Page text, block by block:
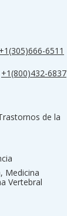
+1(305)666-6511
+1(800)432-6837
de la
Medicina
Vertebral